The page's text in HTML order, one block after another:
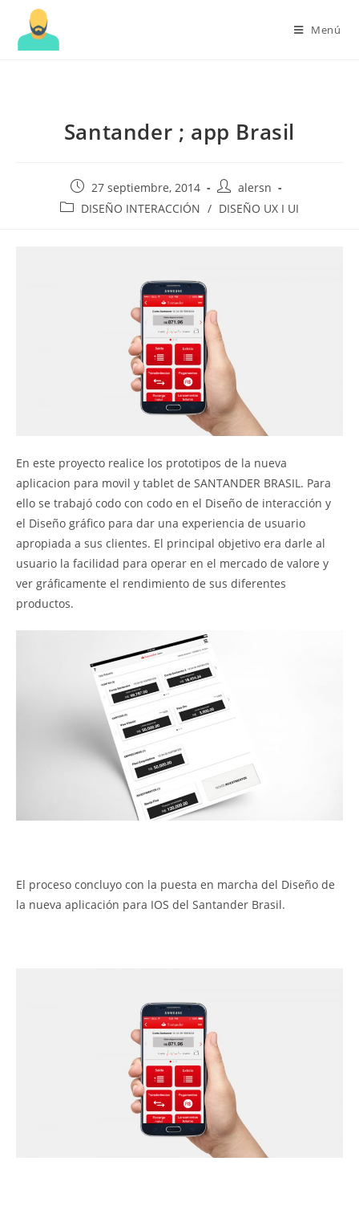
Menú
Santander ; app Brasil
Publicación
de
27 septiembre, 2014
Autor
de
alersn
Categoría
DISEÑO INTERACCIÓN / DISEÑO UX I UI
En este proyecto realice los prototipos de la nueva
aplicacion para movil y tablet de SANTANDER BRASIL. Para
ello se trabajó codo con codo en el Diseño de interacción y
el Diseño gráfico para dar una experiencia de usuario
apropiada a sus clientes. El principal objetivo era darle al
usuario la facilidad para operar en el mercado de valore y
ver gráficamente el rendimiento de sus diferentes
productos.
El proceso concluyo con la puesta en marcha del Diseño de
la nueva aplicación para IOS del Santander Brasil.